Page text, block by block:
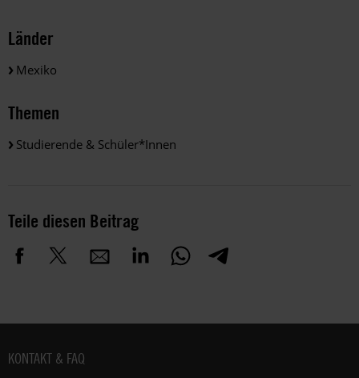
Länder
Mexiko
Themen
Studierende & Schüler*innen
Teile diesen Beitrag
Fußbereich
KONTAKT & FAQ